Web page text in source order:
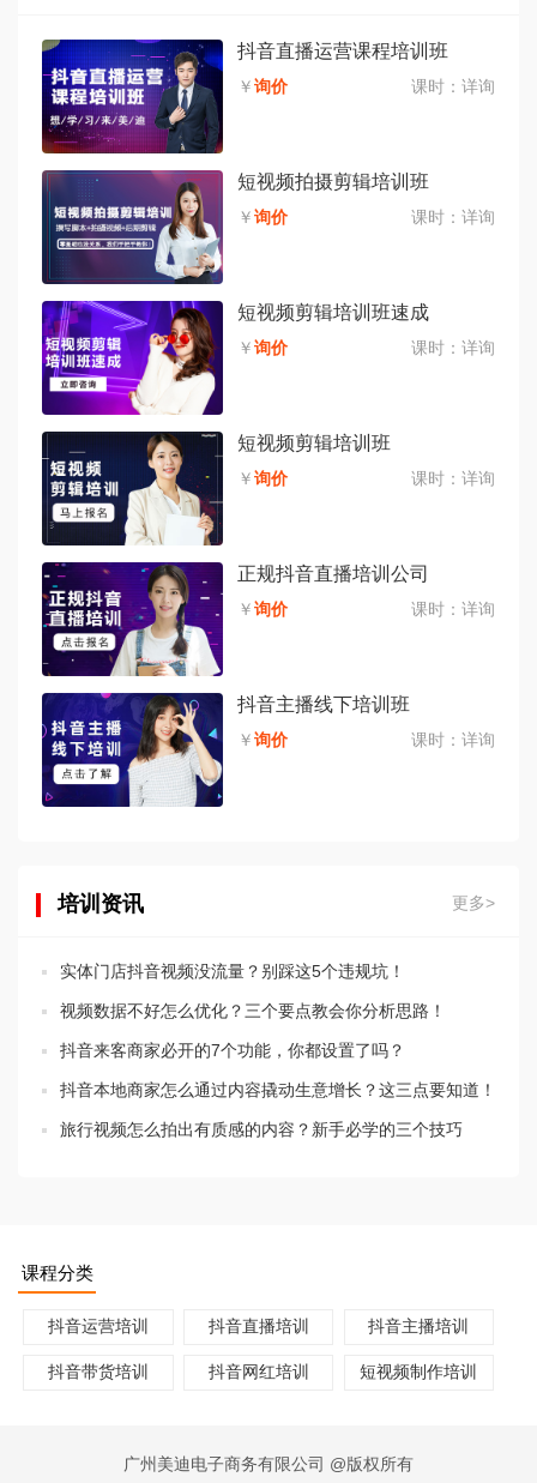
抖音直播运营课程培训班
￥询价 课时： 详询
短视频拍摄剪辑培训班
￥询价 课时： 详询
短视频剪辑培训班速成
￥询价 课时： 详询
短视频剪辑培训班
￥询价 课时： 详询
正规抖音直播培训公司
￥询价 课时： 详询
抖音主播线下培训班
￥询价 课时： 详询
培训资讯 更多>
实体门店抖音视频没流量？别踩这5个违规坑！
视频数据不好怎么优化？三个要点教会你分析思路！
抖音来客商家必开的7个功能，你都设置了吗？
抖音本地商家怎么通过内容撬动生意增长？这三点要知道！
旅行视频怎么拍出有质感的内容？新手必学的三个技巧
课程分类
抖音运营培训 抖音直播培训 抖音主播培训
抖音带货培训 抖音网红培训 短视频制作培训
广州美迪电子商务有限公司 @版权所有